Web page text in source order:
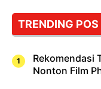
Cuma
Sushi!
TRENDING POS
Rekomendasi
Nonton Film